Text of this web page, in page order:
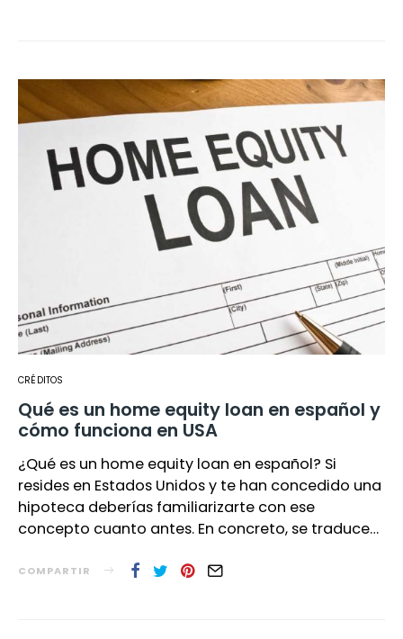
CRÉDITOS
Qué es un home equity loan en español y
cómo funciona en USA
¿Qué es un home equity loan en español? Si
resides en Estados Unidos y te han concedido una
hipoteca deberías familiarizarte con ese
concepto cuanto antes. En concreto, se traduce…
COMPARTIR